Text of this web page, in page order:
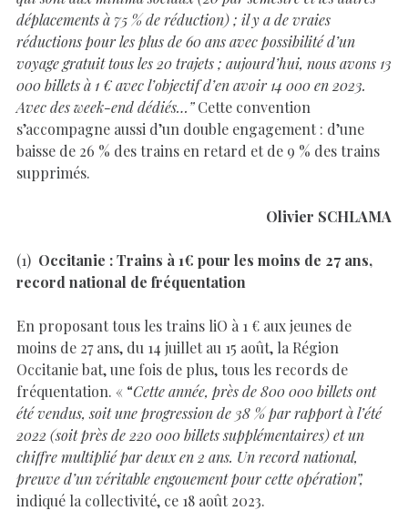
déplacements à 75 % de réduction) ; il y a de vraies
réductions pour les plus de 60 ans avec possibilité d’un
voyage gratuit tous les 20 trajets ; aujourd’hui, nous avons 13
000 billets à 1 € avec l’objectif d’en avoir 14 000 en 2023.
Avec des week-end dédiés…”Cette convention
s’accompagne aussi d’un double engagement : d’une
baisse de 26 % des trains en retard et de 9 % des trains
supprimés.
Olivier SCHLAMA
(1) Occitanie : Trains à 1€ pour les moins de 27 ans,
record national de fréquentation
En proposant tous les trains liO à 1 € aux jeunes de
moins de 27 ans, du 14 juillet au 15 août, la Région
Occitanie bat, une fois de plus, tous les records de
fréquentation. « “Cette année, près de 800 000 billets ont
été vendus, soit une progression de 38 % par rapport à l’été
2022 (soit près de 220 000 billets supplémentaires) et un
chiffre multiplié par deux en 2 ans. Un record national,
preuve d’un véritable engouement pour cette opération”,
indiqué la collectivité, ce 18 août 2023.